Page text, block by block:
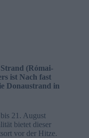
(Római-
ist Nach fast
Donaustrand in
21. August
bietet dieser
vor der Hitze.